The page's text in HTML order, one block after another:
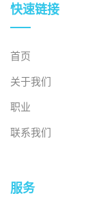
快速链接
首页
关于我们
职业
联系我们
服务